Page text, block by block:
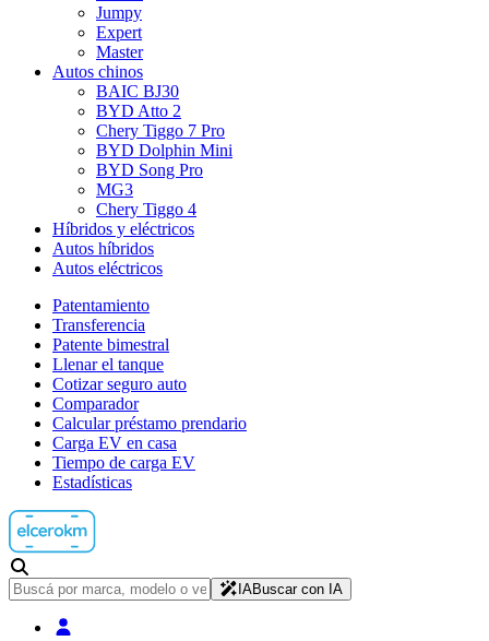
Jumpy
Expert
Master
Autos chinos
BAIC BJ30
BYD Atto 2
Chery Tiggo 7 Pro
BYD Dolphin Mini
BYD Song Pro
MG3
Chery Tiggo 4
Híbridos y eléctricos
Autos híbridos
Autos eléctricos
Patentamiento
Transferencia
Patente bimestral
Llenar el tanque
Cotizar seguro auto
Comparador
Calcular préstamo prendario
Carga EV en casa
Tiempo de carga EV
Estadísticas
IABuscar con IA